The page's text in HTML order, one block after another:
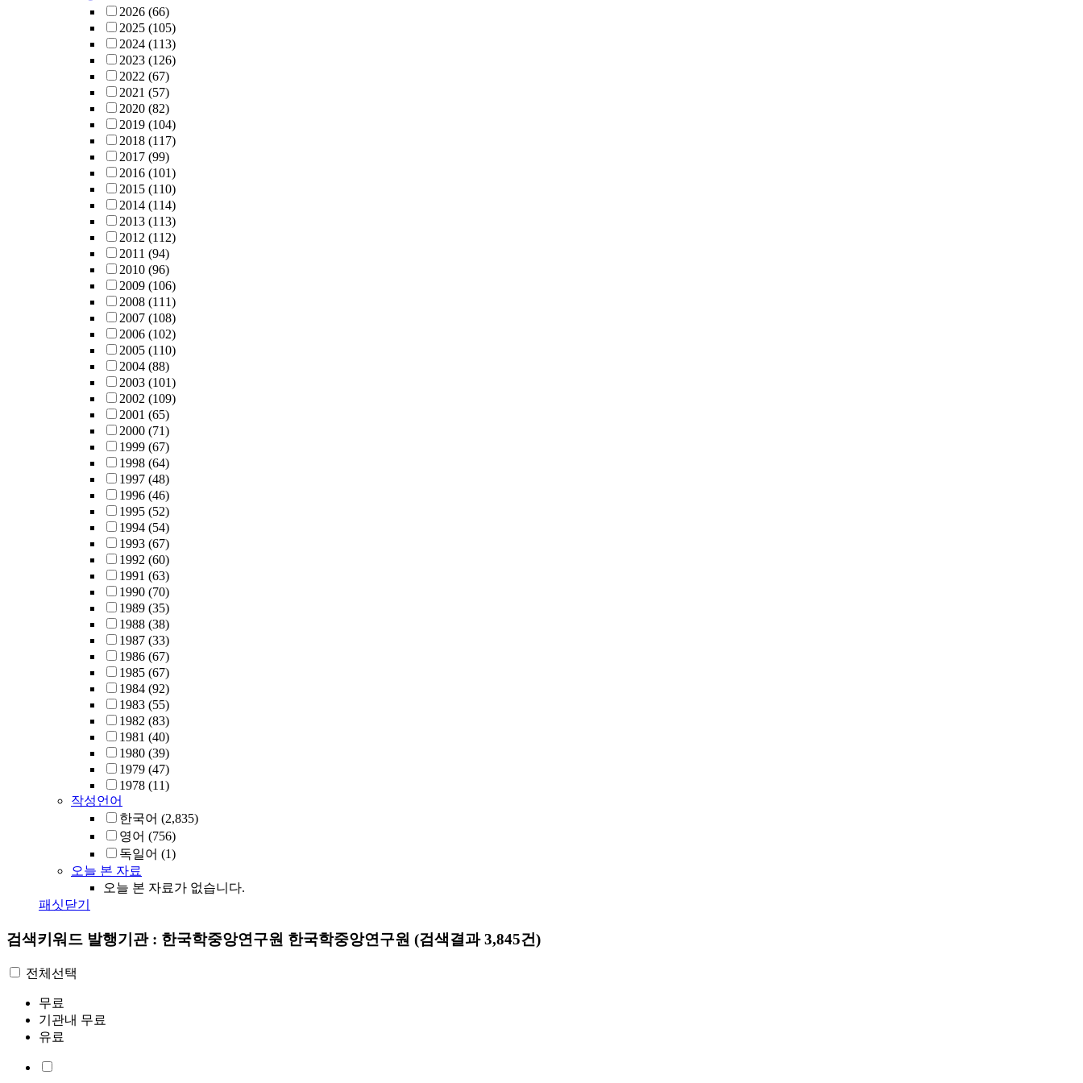
2026 (66)
2025 (105)
2024 (113)
2023 (126)
2022 (67)
2021 (57)
2020 (82)
2019 (104)
2018 (117)
2017 (99)
2016 (101)
2015 (110)
2014 (114)
2013 (113)
2012 (112)
2011 (94)
2010 (96)
2009 (106)
2008 (111)
2007 (108)
2006 (102)
2005 (110)
2004 (88)
2003 (101)
2002 (109)
2001 (65)
2000 (71)
1999 (67)
1998 (64)
1997 (48)
1996 (46)
1995 (52)
1994 (54)
1993 (67)
1992 (60)
1991 (63)
1990 (70)
1989 (35)
1988 (38)
1987 (33)
1986 (67)
1985 (67)
1984 (92)
1983 (55)
1982 (83)
1981 (40)
1980 (39)
1979 (47)
1978 (11)
작성언어
한국어 (2,835)
영어 (756)
독일어 (1)
오늘 본 자료
오늘 본 자료가 없습니다.
패싯닫기
검색키워드 발행기관 : 한국학중앙연구원 한국학중앙연구원 (검색결과 3,845건)
전체선택
무료
기관내 무료
유료